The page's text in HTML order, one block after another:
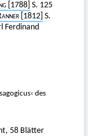
[1788] S. 125
[1812] S.
Ferdinand
des
58 Blätter